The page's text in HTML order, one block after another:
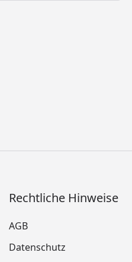
Rechtliche Hinweise
AGB
Datenschutz